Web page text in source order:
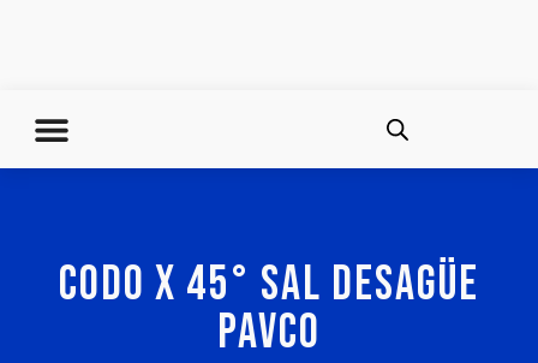
CODO X 45° SAL DESAGÜE
PAVCO